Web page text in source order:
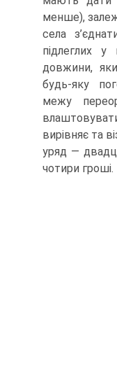
менше),
села
підлеглих
довжини,
будь-яку
межу
вирівняє та
уряд —
чотири гроші.